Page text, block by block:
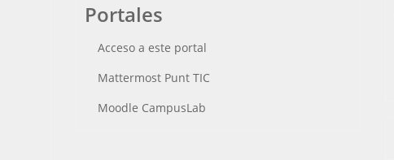
Portales
Acceso a este portal
Mattermost Punt TIC
Moodle CampusLab